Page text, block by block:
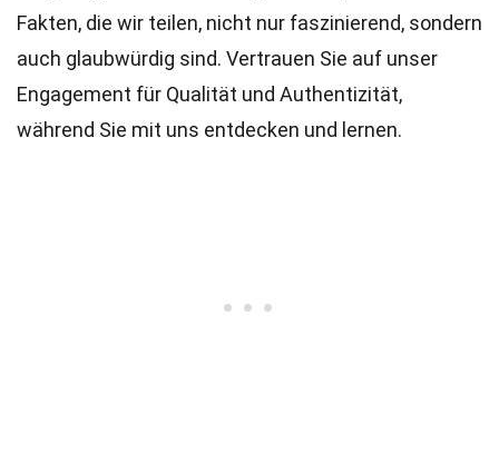
Fakten, die wir teilen, nicht nur faszinierend, sondern
auch glaubwürdig sind. Vertrauen Sie auf unser
Engagement für Qualität und Authentizität,
während Sie mit uns entdecken und lernen.